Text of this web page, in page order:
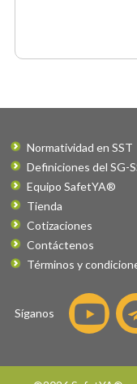
Normatividad en SST
Definiciones del SG-
Equipo SafetYA®
Tienda
Cotizaciones
Contáctenos
Términos y
Síganos